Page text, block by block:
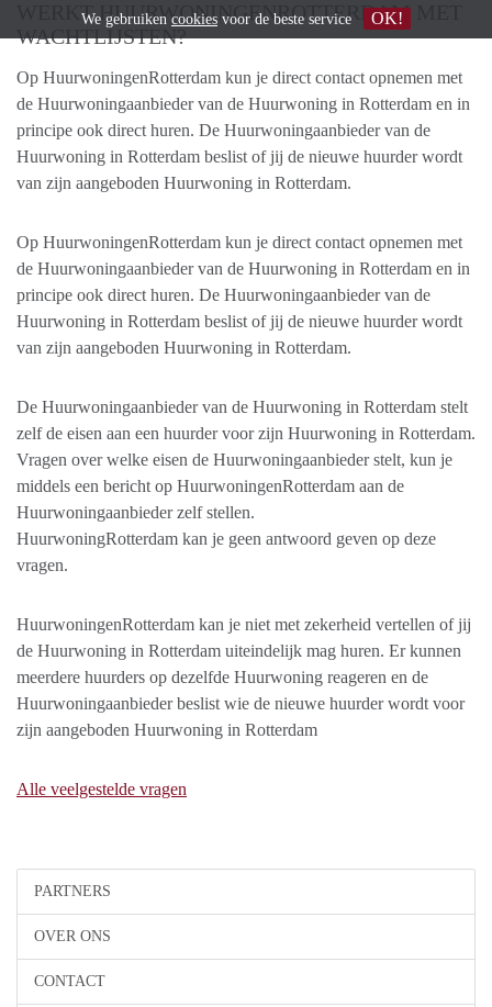
PARTNERS
OVER ONS
CONTACT
WERKT HUURWONINGENROTTERDAM MET
WACHTLIJSTEN?
Op HuurwoningenRotterdam kun je direct contact opnemen met
de Huurwoningaanbieder van de Huurwoning in Rotterdam en in
principe ook direct huren. De Huurwoningaanbieder van de
Huurwoning in Rotterdam beslist of jij de nieuwe huurder wordt
van zijn aangeboden Huurwoning in Rotterdam.
Op HuurwoningenRotterdam kun je direct contact opnemen met
de Huurwoningaanbieder van de Huurwoning in Rotterdam en in
principe ook direct huren. De Huurwoningaanbieder van de
Huurwoning in Rotterdam beslist of jij de nieuwe huurder wordt
van zijn aangeboden Huurwoning in Rotterdam.
De Huurwoningaanbieder van de Huurwoning in Rotterdam stelt
zelf de eisen aan een huurder voor zijn Huurwoning in Rotterdam.
Vragen over welke eisen de Huurwoningaanbieder stelt, kun je
middels een bericht op HuurwoningenRotterdam aan de
Huurwoningaanbieder zelf stellen.
HuurwoningRotterdam kan je geen antwoord geven op deze
vragen.
HuurwoningenRotterdam kan je niet met zekerheid vertellen of jij
de Huurwoning in Rotterdam uiteindelijk mag huren. Er kunnen
meerdere huurders op dezelfde Huurwoning reageren en de
Huurwoningaanbieder beslist wie de nieuwe huurder wordt voor
zijn aangeboden Huurwoning in Rotterdam
Alle veelgestelde vragen
We gebruiken cookies voor de beste service OK!